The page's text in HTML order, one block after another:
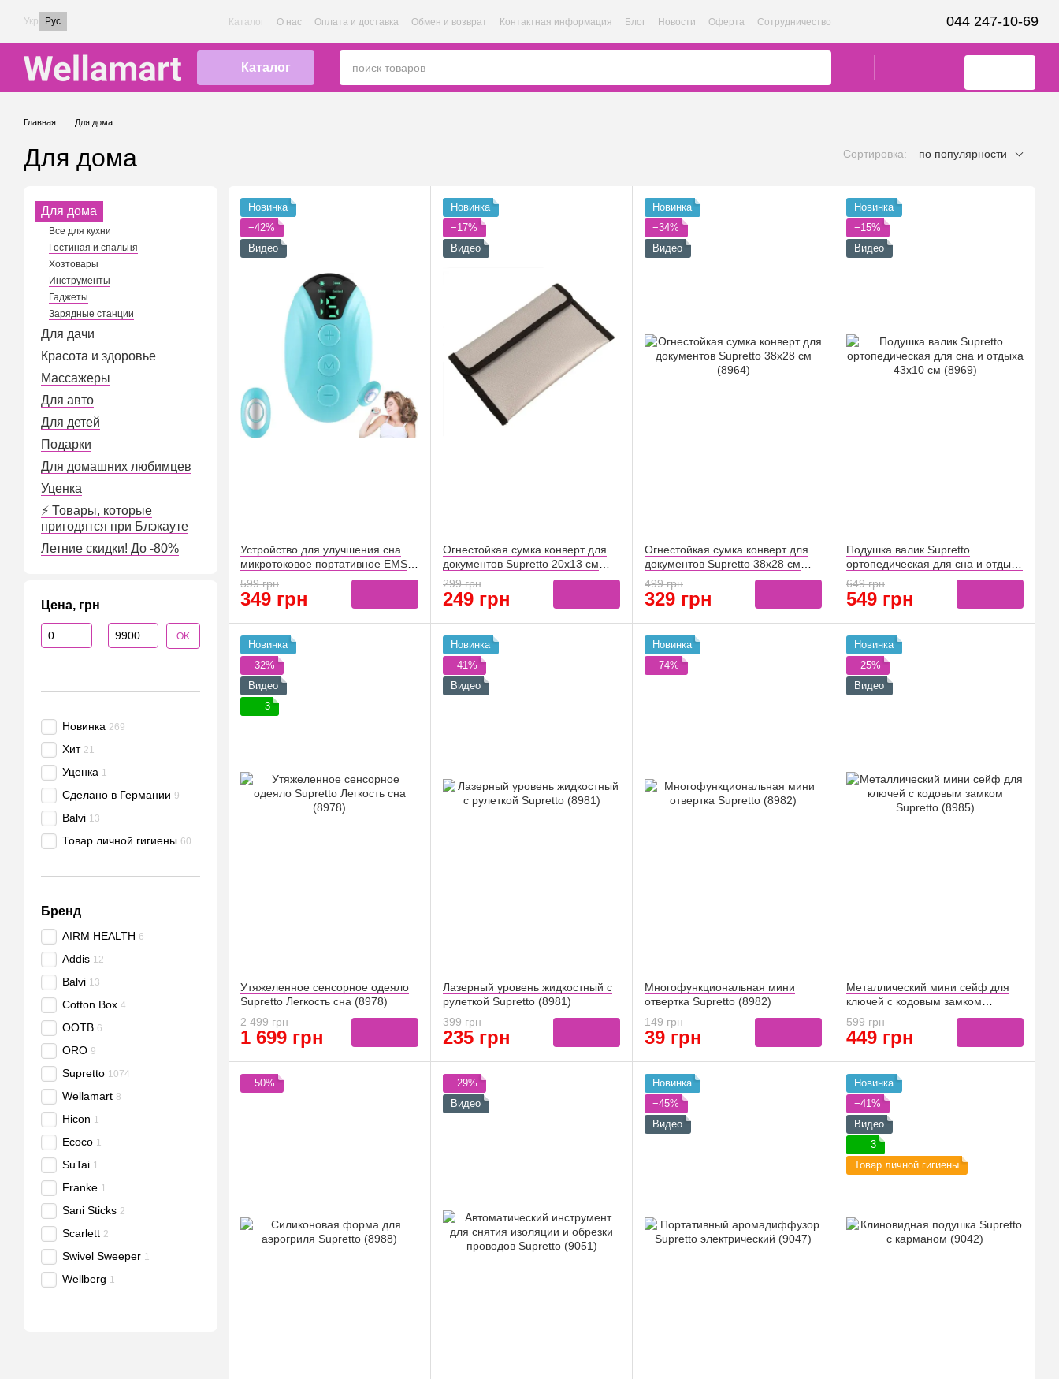
Перейти к основному контенту
Укр Рус Каталог О нас Оплата и доставка Обмен и возврат Контактная информация Блог Новости Оферта Сотрудничество 044 247-10-69
Каталог
Главная Для дома
Для дома Сортировка: по популярности
Новинка
−42%
Видео
Устройство для улучшения сна
микротоковое портативное EMS
(8967)
599 грн
349 грн
Новинка
−17%
Видео
Огнестойкая сумка конверт для
документов Supretto 20x13 см
(8960)
299 грн
249 грн
Новинка
−34%
Видео
Огнестойкая сумка конверт для
документов Supretto 38x28 см
(8964)
499 грн
329 грн
Новинка
−15%
Видео
Подушка валик Supretto
ортопедическая для сна и отдыха
43x10 см (8969)
649 грн
549 грн
Новинка
−32%
Видео
3
Утяжеленное сенсорное одеяло
Supretto Легкость сна (8978)
2 499 грн
1 699 грн
Новинка
−41%
Видео
Лазерный уровень жидкостный с
рулеткой Supretto (8981)
399 грн
235 грн
Новинка
−74%
Многофункциональная мини
отвертка Supretto (8982)
149 грн
39 грн
Новинка
−25%
Видео
Металлический мини сейф для
ключей с кодовым замком
Supretto (8985)
599 грн
449 грн
−50%
−29%
Видео
Новинка
−45%
Видео
Новинка
−41%
Видео
3
Товар личной гигиены
Для дома
Все для кухни
Гостиная и спальня
Хозтовары
Инструменты
Гаджеты
Зарядные станции
Для дачи
Красота и здоровье
Массажеры
Для авто
Для детей
Подарки
Для домашних любимцев
Уценка
⚡️ Товары, которые
пригодятся при Блэкауте
Летние скидки! До -80%
Цена, грн
От Цена, грн
До Цена, грн
OK
Новинка 269
Хит 21
Уценка 1
Сделано в Германии 9
Balvi 13
Товар личной гигиены 60
Бренд
AIRM HEALTH 6
Addis 12
Balvi 13
Cotton Box 4
OOTB 6
ORO 9
Supretto 1074
Wellamart 8
Hicon 1
Ecoco 1
SuTai 1
Franke 1
Sani Sticks 2
Scarlett 2
Swivel Sweeper 1
Wellberg 1